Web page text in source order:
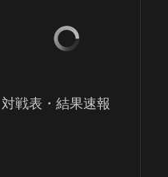
対戦表・結果速報